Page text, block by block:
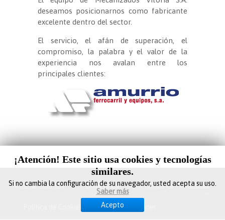
deseamos posicionarnos como fabricante
excelente dentro del sector.
El servicio, el afán de superación, el
compromiso, la palabra y el valor de la
experiencia nos avalan entre los
principales clientes:
Área de Clientes Envía tu CV Política de Privacidad
Web Design Aner
¡Atención! Este sitio usa cookies y tecnologías
similares.
Si no cambia la configuración de su navegador, usted acepta su uso.
Saber más
Acepto